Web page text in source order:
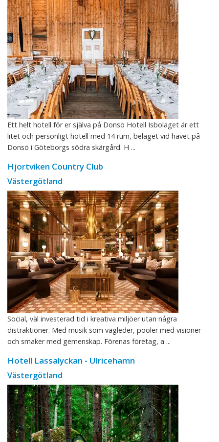
Ett helt hotell för er själva på Donsö Hotell Isbolaget är ett
litet och personligt hotell med 14 rum, beläget vid havet på
Donsö i Göteborgs södra skärgård. H ...
Hjortviken Country Club
Västergötland
Social, väl investerad tid i kreativa miljöer utan några
distraktioner. Med musik som vägleder, pooler med visioner
och smaker med gemenskap. Förenas företag, a ...
Hotell Lassalyckan - Ulricehamn
Västergötland